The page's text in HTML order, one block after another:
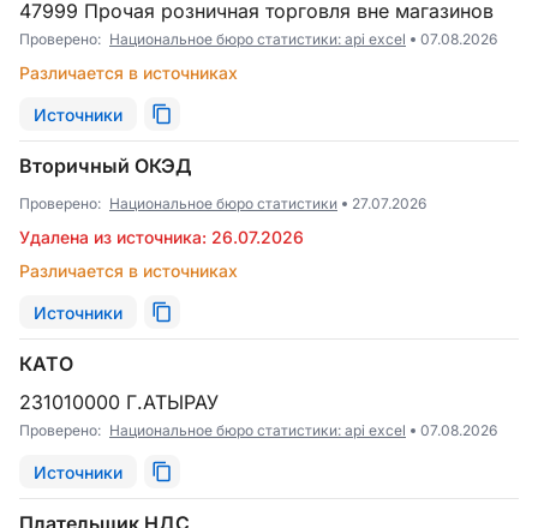
47999 Прочая розничная торговля вне магазинов
Проверено: Национальное бюро статистики: api excel 07.08.2026
Различается в источниках
Источники
Вторичный ОКЭД
Проверено: Национальное бюро статистики 27.07.2026
Удалена из источника: 26.07.2026
Различается в источниках
Источники
КАТО
231010000 Г.АТЫРАУ
Проверено: Национальное бюро статистики: api excel 07.08.2026
Источники
Плательщик НДС